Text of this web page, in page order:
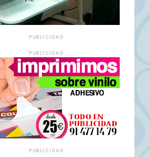
PUBLICIDAD
PUBLICIDAD
PUBLICIDAD